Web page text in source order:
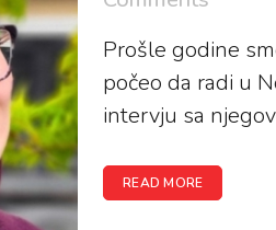
Prošle godine
počeo da radi u
intervju sa
READ MORE